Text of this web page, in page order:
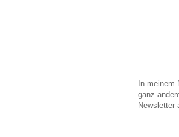
In
ganz
Newsletter